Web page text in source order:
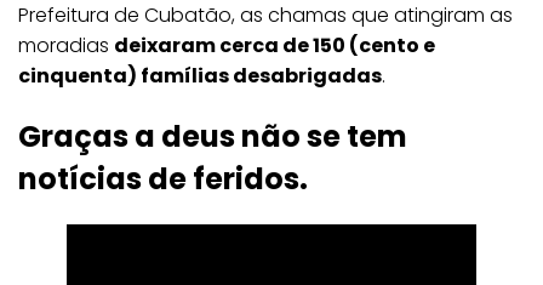
Prefeitura de Cubatão, as chamas que atingiram as
moradias deixaram cerca de 150 (cento e
cinquenta) famílias desabrigadas.
Graças a deus não se tem
notícias de feridos.